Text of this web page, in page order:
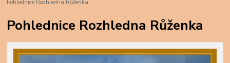
Pohlednice Rozhledna Růženka
Pohlednice Rozhledna Růženka